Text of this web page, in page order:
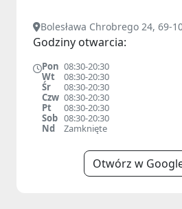
Bolesława Chrobrego 24, 69-
Godziny otwarcia:
Pon 08:30-20:30
Wt
08:30-20:30
Śr
08:30-20:30
Czw 08:30-20:30
Pt
08:30-20:30
Sob 08:30-20:30
Nd
Zamknięte
Otwórz w